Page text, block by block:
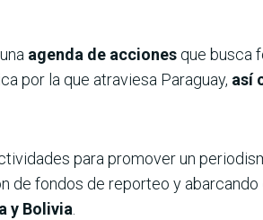
agenda de acciones que busca
por la que atraviesa Paraguay, así
para promover un
de fondos de reporteo y abarcando
y Bolivia